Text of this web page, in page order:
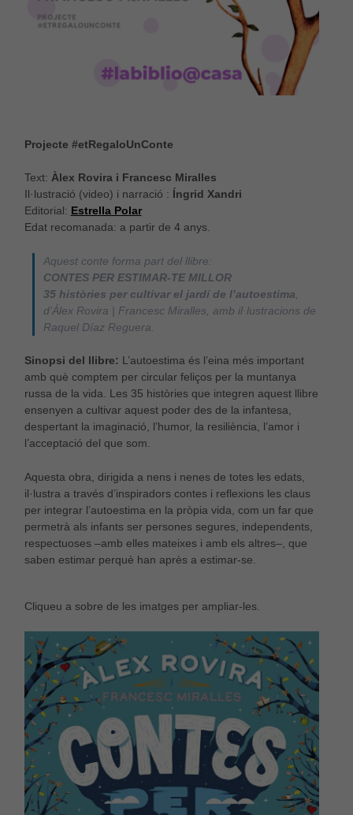
Projecte #etRegaloUnConte
Text: Àlex Rovira i Francesc Miralles
Il·lustració (video) i narració : Íngrid Xandri
Editorial: Estrella Polar
Edat recomanada: a partir de 4 anys.
Aquest conte forma part del llibre:
CONTES PER ESTIMAR-TE MILLOR
35 històries per cultivar el jardí de l’autoestima
d’Álex Rovira | Francesc Miralles, amb il·lustracions de
Raquel Díaz Reguera.
Sinopsi del llibre: L’autoestima és l’eina més important
amb què comptem per circular feliços per la muntanya
russa de la vida. Les 35 històries que integren aquest llibre
ensenyen a cultivar aquest poder des de la infantesa,
despertant la imaginació, l’humor, la resiliència, l’amor i
l’acceptació del que som.
Aquesta obra, dirigida a nens i nenes de totes les edats,
il·lustra a través d’inspiradors contes i reflexions les claus
per integrar l’autoestima en la pròpia vida, com un far que
permetrà als infants ser persones segures, independents,
respectuoses –amb elles mateixes i amb els altres–, que
saben estimar perquè han après a estimar-se.
Cliqueu a sobre de les imatges per ampliar-les.